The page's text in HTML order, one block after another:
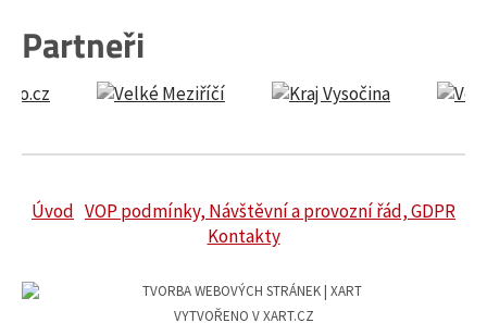
Partneři
Úvod VOP podmínky, Návštěvní a provozní řád, GDPR
Kontakty
VYTVOŘENO V XART.CZ